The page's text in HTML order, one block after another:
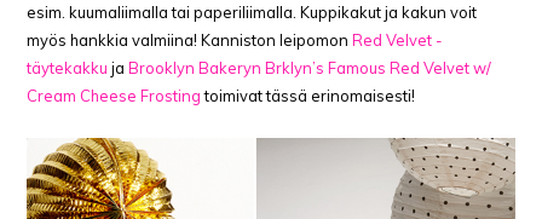
esim. kuumaliimalla tai paperiliimalla. Kuppikakut ja kakun voit
myös hankkia valmiina! Kanniston leipomonRed Velvet -
täytekakku jaBrooklyn Bakeryn Brklyn’s Famous Red Velvet w/
Cream Cheese Frostingtoimivat tässä erinomaisesti!